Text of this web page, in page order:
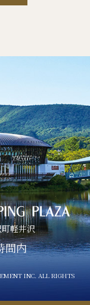
軽井沢
間内
INC. ALL RIGHTS